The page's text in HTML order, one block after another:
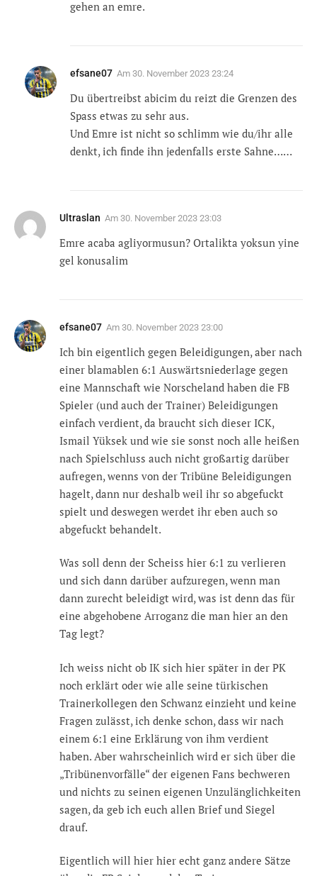
gehen an emre.
efsane07 Am 30. November 2023 23:24
Du übertreibst abicim du reizt die Grenzen des
Spass etwas zu sehr aus.
Und Emre ist nicht so schlimm wie du/ihr alle
denkt, ich finde ihn jedenfalls erste Sahne……
Ultraslan Am 30. November 2023 23:03
Emre acaba agliyormusun? Ortalikta yoksun yine
gel konusalim
efsane07 Am 30. November 2023 23:00
Ich bin eigentlich gegen Beleidigungen, aber nach
einer blamablen 6:1 Auswärtsniederlage gegen
eine Mannschaft wie Norscheland haben die FB
Spieler (und auch der Trainer) Beleidigungen
einfach verdient, da braucht sich dieser ICK,
Ismail Yüksek und wie sie sonst noch alle heißen
nach Spielschluss auch nicht großartig darüber
aufregen, wenns von der Tribüne Beleidigungen
hagelt, dann nur deshalb weil ihr so abgefuckt
spielt und deswegen werdet ihr eben auch so
abgefuckt behandelt.
Was soll denn der Scheiss hier 6:1 zu verlieren
und sich dann darüber aufzuregen, wenn man
dann zurecht beleidigt wird, was ist denn das für
eine abgehobene Arroganz die man hier an den
Tag legt?
Ich weiss nicht ob IK sich hier später in der PK
noch erklärt oder wie alle seine türkischen
Trainerkollegen den Schwanz einzieht und keine
Fragen zulässt, ich denke schon, dass wir nach
einem 6:1 eine Erklärung von ihm verdient
haben. Aber wahrscheinlich wird er sich über die
„Tribünenvorfälle“ der eigenen Fans bechweren
und nichts zu seinen eigenen Unzulänglichkeiten
sagen, da geb ich euch allen Brief und Siegel
drauf.
Eigentlich will hier hier echt ganz andere Sätze